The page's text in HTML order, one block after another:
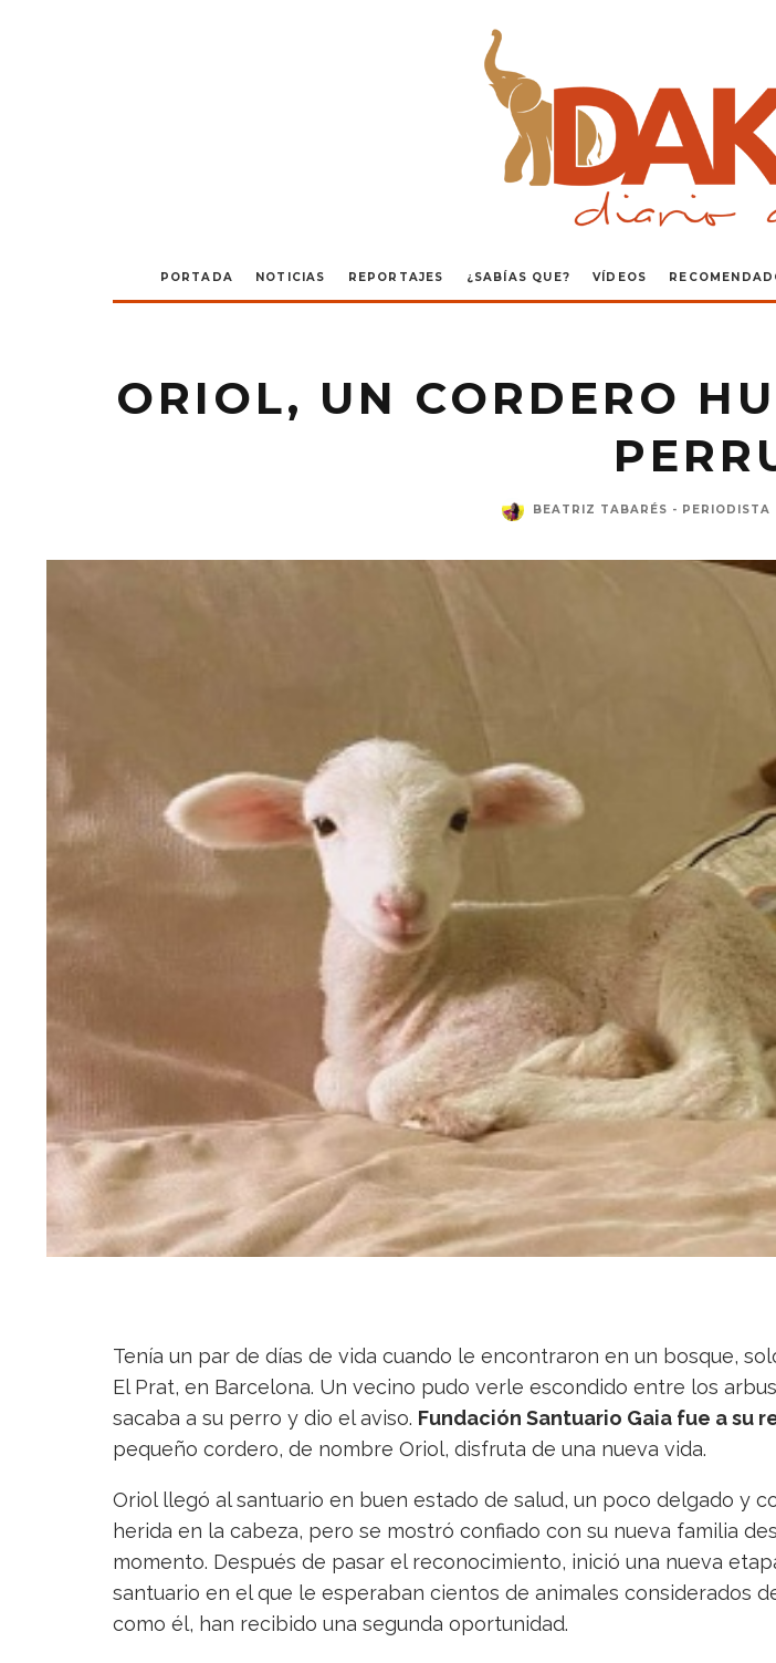
PORTADA NOTICIAS REPORTAJES ¿SABÍAS QUE? VÍDEOS
ORIOL, UN CORDERO
BEATRIZ TABARÉS - PERIODISTA
Tenía un par de días de vida cuando le encontraron en un bosque,
El Prat, en Barcelona. Un vecino pudo verle escondido entre los
sacaba a su perro y dio el aviso. Fundación Santuario Gaia fue a su
pequeño cordero, de nombre Oriol, disfruta de una nueva vida.
Oriol llegó al santuario en buen estado de salud, un poco delgado y
herida en la cabeza, pero se mostró confiado con su nueva familia
momento. Después de pasar el reconocimiento, inició una nueva
santuario en el que le esperaban cientos de animales considerados
como él, han recibido una segunda oportunidad.